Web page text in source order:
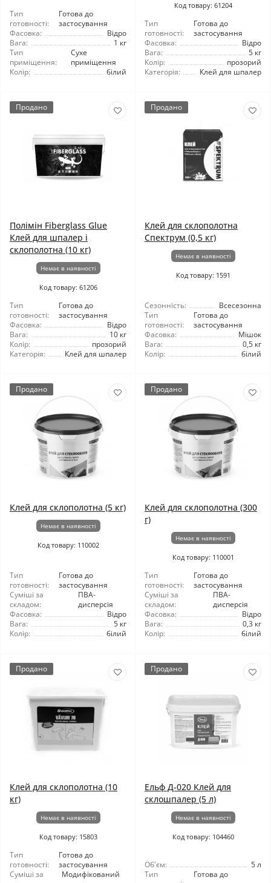
Тип
готовності:
Готова до
застосування
Фасовка:
Відро
Вага:
1 кг
Тип
приміщення:
Сухе
приміщення
Колір:
білий
Код товару: 61204
Тип
готовності:
Готова до
застосування
Фасовка:
Відро
Вага:
5 кг
Колір:
прозорий
Категорія:
Клей для шпалер
Продано
Полімін Fiberglass Glue
Клей для шпалер і
склополотна (10 кг)
Немає в наявності
Код товару: 61206
Тип
готовності:
Готова до
застосування
Фасовка:
Відро
Вага:
10 кг
Колір:
прозорий
Категорія:
Клей для шпалер
Продано
Клей для склополотна
Спектрум (0,5 кг)
Немає в наявності
Код товару: 1591
Сезонність:
Всесезонна
Тип
готовності:
Готова до
застосування
Фасовка:
Мішок
Вага:
0,5 кг
Колір:
білий
Продано
Клей для склополотна (5 кг)
Немає в наявності
Код товару: 110002
Тип
готовності:
Готова до
застосування
Суміші за
складом:
ПВА-
дисперсія
Фасовка:
Відро
Вага:
5 кг
Колір:
білий
Продано
Клей для склополотна (300
г)
Немає в наявності
Код товару: 110001
Тип
готовності:
Готова до
застосування
Суміші за
складом:
ПВА-
дисперсія
Фасовка:
Відро
Вага:
0,3 кг
Колір:
білий
Продано
Клей для склополотна (10
кг)
Немає в наявності
Код товару: 15803
Тип
готовності:
Готова до
застосування
Суміші за
Модифікований
Продано
Ельф Д-020 Клей для
склошпалер (5 л)
Немає в наявності
Код товару: 104460
Об'єм:
5 л
Тип
Готова до